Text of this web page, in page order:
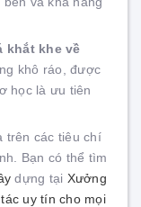
khắt khe về
khô ráo, được
học là ưu tiên
trên các tiêu chí
Bạn có thể tìm
dựng tại Xưởng
uy tín cho mọi